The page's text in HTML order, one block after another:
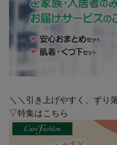
＼＼引き上げやすく、ずり
▽特集はこちら